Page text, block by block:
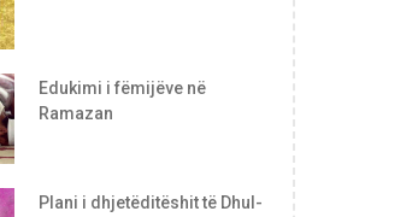
Edukimi i fëmijëve në
Ramazan
Plani i dhjetëditëshit të Dhul-